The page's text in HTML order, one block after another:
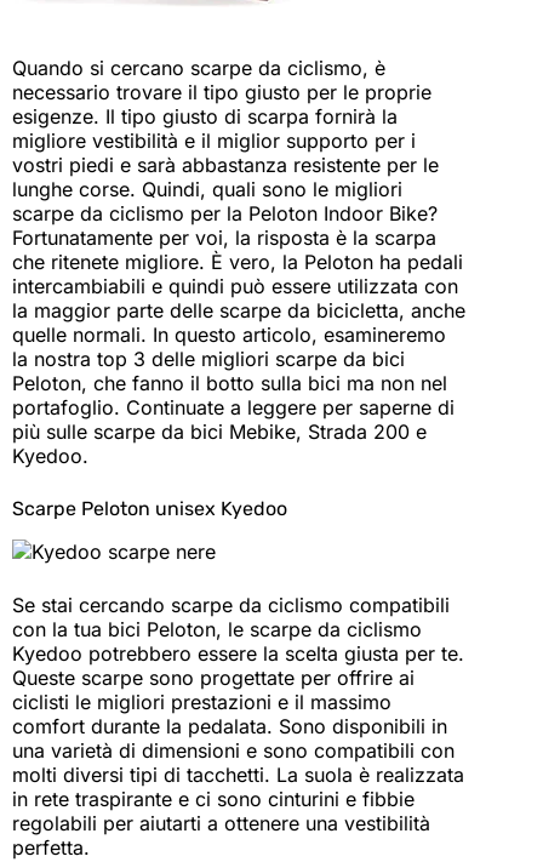
Quando si cercano scarpe da ciclismo, è
necessario trovare il tipo giusto per le proprie
esigenze. Il tipo giusto di scarpa fornirà la
migliore vestibilità e il miglior supporto per i
vostri piedi e sarà abbastanza resistente per le
lunghe corse. Quindi, quali sono le migliori
scarpe da ciclismo per la Peloton Indoor Bike?
Fortunatamente per voi, la risposta è la scarpa
che ritenete migliore. È vero, la Peloton ha pedali
intercambiabili e quindi può essere utilizzata con
la maggior parte delle scarpe da bicicletta, anche
quelle normali. In questo articolo, esamineremo
la nostra top 3 delle migliori scarpe da bici
Peloton, che fanno il botto sulla bici ma non nel
portafoglio. Continuate a leggere per saperne di
più sulle scarpe da bici Mebike, Strada 200 e
Kyedoo.
Scarpe Peloton unisex Kyedoo
Se stai cercando scarpe da ciclismo compatibili
con la tua bici Peloton, le scarpe da ciclismo
Kyedoo potrebbero essere la scelta giusta per te.
Queste scarpe sono progettate per offrire ai
ciclisti le migliori prestazioni e il massimo
comfort durante la pedalata. Sono disponibili in
una varietà di dimensioni e sono compatibili con
molti diversi tipi di tacchetti. La suola è realizzata
in rete traspirante e ci sono cinturini e fibbie
regolabili per aiutarti a ottenere una vestibilità
perfetta.